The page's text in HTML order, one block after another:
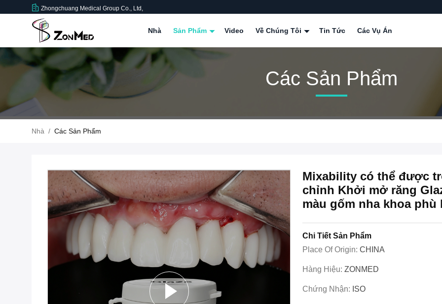
Zhongchuang Medical Group Co., Ltd,
Nhà Sản Phẩm Video Về Chúng Tôi Tin Tức Các Vụ Án
Các Sản Phẩm
Nhà / Các Sản Phẩm
Mixability có thể được
chỉnh Khởi mở răng
màu gốm nha khoa
Chi Tiết Sản Phẩm
Place Of Origin: CHINA
Hàng Hiệu: ZONMED
Chứng Nhận: ISO